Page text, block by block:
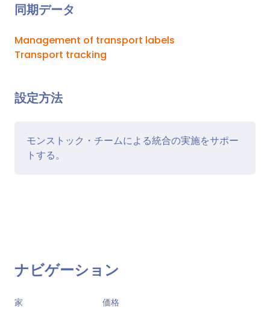
同期データ
Management of transport labels
Transport tracking
設定方法
モンストック・チームによる統合の実施をサポー
トする。
ナビゲーション
家
価格